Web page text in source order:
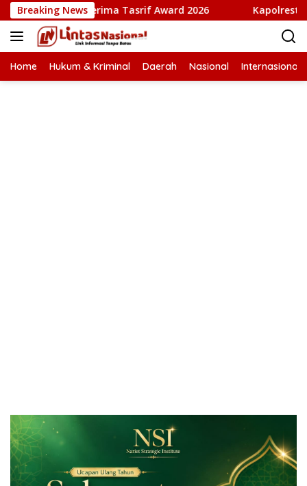
Langsung
ke
konten
Breaking News
Terima Tasrif Award 2026 Kapolresta Banda Aceh
Home Hukum & Kriminal Daerah Nasional Internasional